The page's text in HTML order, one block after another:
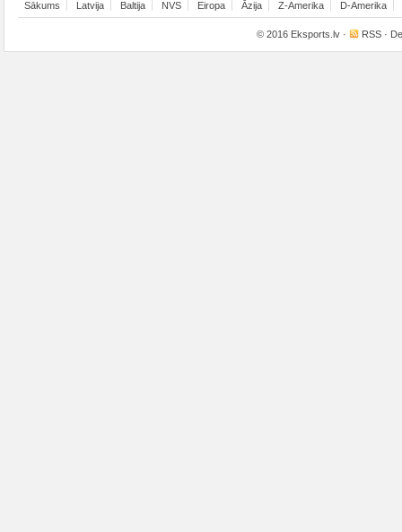
Sākums Latvija Baltija NVS Eiropa Āzija Z-Amerika D-Amerika
© 2016 Eksports.lv · RSS ·